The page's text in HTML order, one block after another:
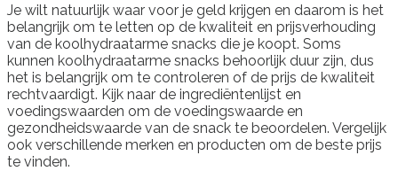
Je wilt natuurlijk waar voor je geld krijgen en daarom is het
belangrijk om te letten op de kwaliteit en prijsverhouding
van de koolhydraatarme snacks die je koopt. Soms
kunnen koolhydraatarme snacks behoorlijk duur zijn, dus
het is belangrijk om te controleren of de prijs de kwaliteit
rechtvaardigt. Kijk naar de ingrediëntenlijst en
voedingswaarden om de voedingswaarde en
gezondheidswaarde van de snack te beoordelen. Vergelijk
ook verschillende merken en producten om de beste prijs
te vinden.